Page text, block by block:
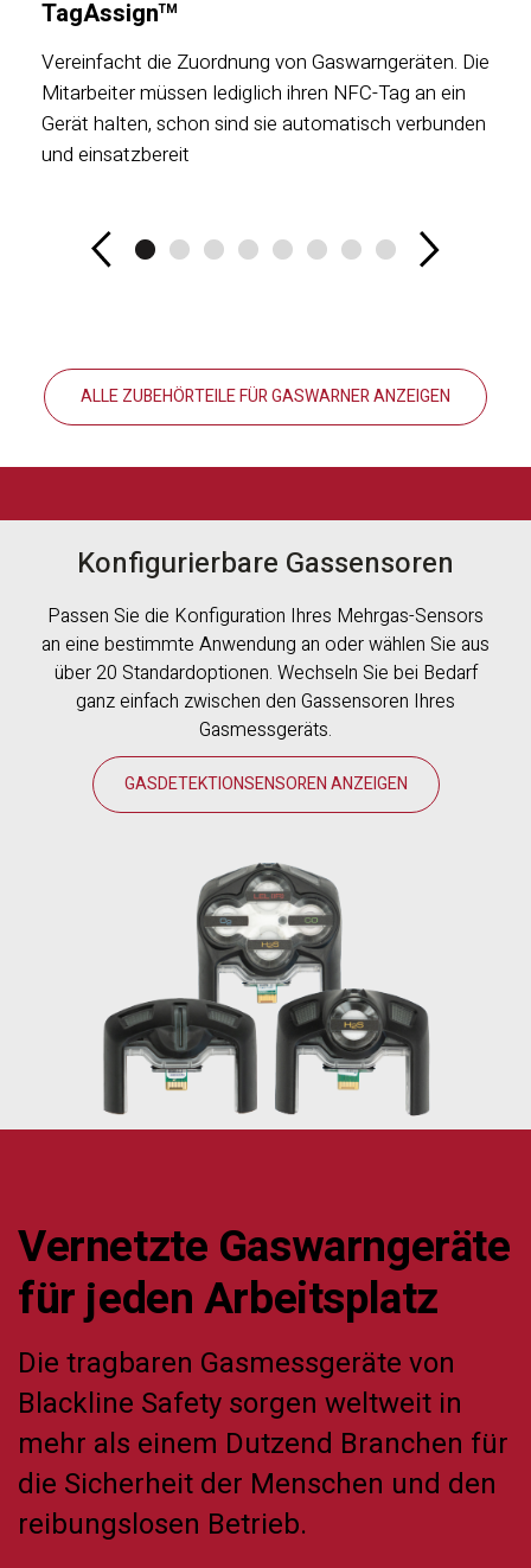
TagAssignTM
Vereinfacht die Zuordnung von Gaswarngeräten. Die
Mitarbeiter müssen lediglich ihren NFC-Tag an ein
Gerät halten, schon sind sie automatisch verbunden
und einsatzbereit
ALLE ZUBEHÖRTEILE FÜR GASWARNER ANZEIGEN
Konfigurierbare Gassensoren
Passen Sie die Konfiguration Ihres Mehrgas-Sensors
an eine bestimmte Anwendung an oder wählen Sie aus
über 20 Standardoptionen. Wechseln Sie bei Bedarf
ganz einfach zwischen den Gassensoren Ihres
Gasmessgeräts.
GASDETEKTIONSENSOREN ANZEIGEN
Vernetzte Gaswarngeräte
für jeden Arbeitsplatz
Die tragbaren Gasmessgeräte von
Blackline Safety sorgen weltweit in
mehr als einem Dutzend Branchen für
die Sicherheit der Menschen und den
reibungslosen Betrieb.